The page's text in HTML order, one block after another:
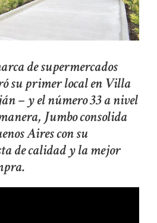
de supermercados
su primer local en Villa
– y el número 33 a nivel
Jumbo consolida
Aires con su
de calidad y la mejor